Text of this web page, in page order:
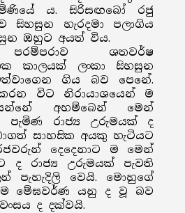
ය. සිරිසඟබෝ රජු
සිහසුන හැරදමා පලාගිය
ඔහුට අයත් විය.
පරම්පරාව ශතවර්ෂ
කාලයක් ලංකා සිහසුන
ගිය බව පෙනේ.
විට නිරායාශයෙන් ම
අහම්බෙන් මෙන්
පැමිණ රාජ්‍ය උරුමයක් ද
සාහසික අයකු හැටියට
දෙදෙනාට ම මෙන්
ද රාජ්‍ය උරුමයක් පැවති
පැහැදිලි වෙයි. මොහුගේ
මේඝවර්ණ යනු ද වූ බව
ද දක්වයි.